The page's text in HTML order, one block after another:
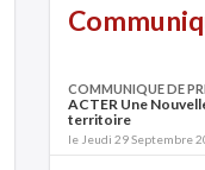
COMMUNIQUE DE
ACTER Une
territoire
le Jeudi 29 Septembre